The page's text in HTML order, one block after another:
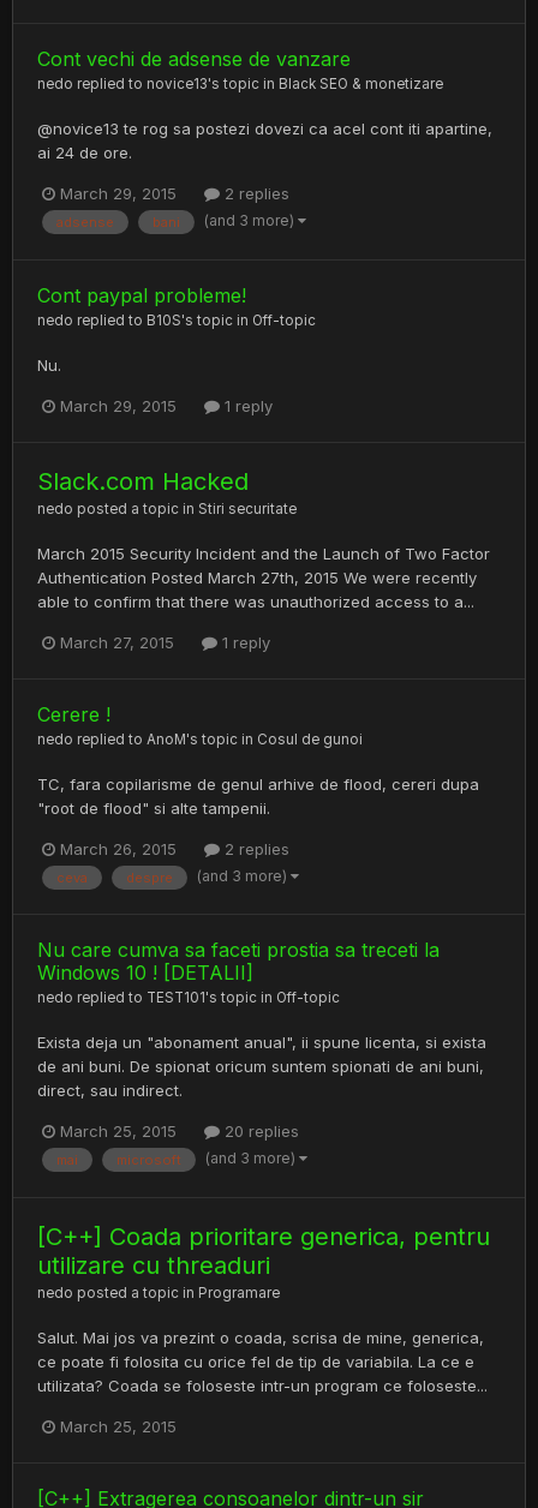
Cont vechi de adsense de vanzare
nedo replied to novice13's topic in Black SEO & monetizare
@novice13 te rog sa postezi dovezi ca acel cont iti apartine,
ai 24 de ore.
March 29, 2015 2 replies
adsense bani (and 3 more)
Cont paypal probleme!
nedo replied to B10S's topic in Off-topic
Nu.
March 29, 2015 1 reply
Slack.com Hacked
nedo posted a topic in Stiri securitate
March 2015 Security Incident and the Launch of Two Factor
Authentication Posted March 27th, 2015 We were recently
able to confirm that there was unauthorized access to a...
March 27, 2015 1 reply
Cerere !
nedo replied to AnoM's topic in Cosul de gunoi
TC, fara copilarisme de genul arhive de flood, cereri dupa
"root de flood" si alte tampenii.
March 26, 2015 2 replies
ceva despre (and 3 more)
Nu care cumva sa faceti prostia sa treceti la
Windows 10 ! [DETALII]
nedo replied to TEST101 's topic in Off-topic
Exista deja un "abonament anual", ii spune licenta, si exista
de ani buni. De spionat oricum suntem spionati de ani buni,
direct, sau indirect.
March 25, 2015 20 replies
mai microsoft (and 3 more)
[C++] Coada prioritare generica, pentru
utilizare cu threaduri
nedo posted a topic in Programare
Salut. Mai jos va prezint o coada, scrisa de mine, generica,
ce poate fi folosita cu orice fel de tip de variabila. La ce e
utilizata? Coada se foloseste intr-un program ce foloseste...
March 25, 2015
[C++] Extragerea consoanelor dintr-un sir